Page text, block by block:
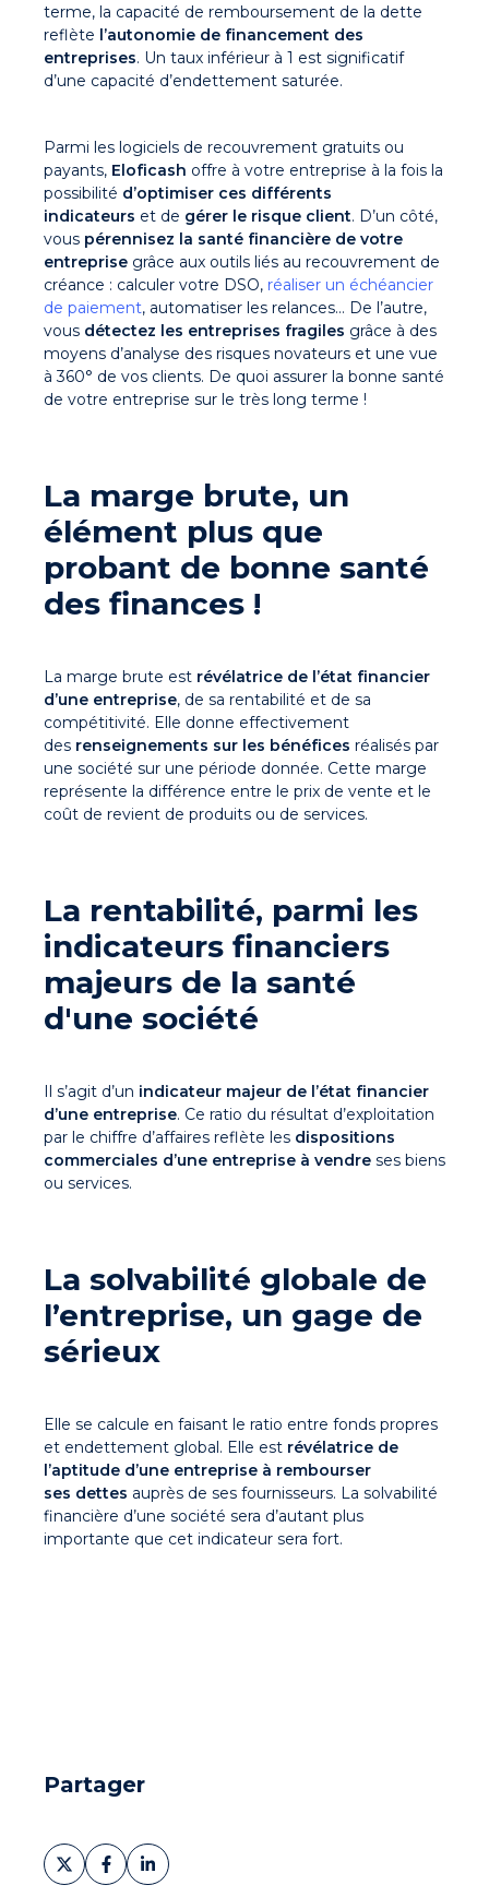
terme, la capacité de remboursement de la dette
reflète l’autonomie de financement des
entreprises. Un taux inférieur à 1 est significatif
d’une capacité d’endettement saturée.
Parmi les logiciels de recouvrement gratuits ou
payants, Eloficash offre à votre entreprise à la fois la
possibilité d’optimiser ces différents
indicateurs et de gérer le risque client. D’un côté,
vous pérennisez la santé financière de votre
entreprise grâce aux outils liés au recouvrement de
créance : calculer votre DSO, réaliser un échéancier
de paiement, automatiser les relances… De l’autre,
vous détectez les entreprises fragiles grâce à des
moyens d’analyse des risques novateurs et une vue
à 360° de vos clients. De quoi assurer la bonne santé
de votre entreprise sur le très long terme !
La marge brute, un
élément plus que
probant de bonne santé
des finances !
La marge brute est révélatrice de l’état financier
d’une entreprise, de sa rentabilité et de sa
compétitivité. Elle donne effectivement
des renseignements sur les bénéfices réalisés par
une société sur une période donnée. Cette marge
représente la différence entre le prix de vente et le
coût de revient de produits ou de services.
La rentabilité, parmi les
indicateurs financiers
majeurs de la santé
d'une société
Il s’agit d’un indicateur majeur de l’état financier
d’une entreprise. Ce ratio du résultat d’exploitation
par le chiffre d’affaires reflète les dispositions
commerciales d’une entreprise à vendre ses biens
ou services.
La solvabilité globale de
l’entreprise, un gage de
sérieux
Elle se calcule en faisant le ratio entre fonds propres
et endettement global. Elle est révélatrice de
l’aptitude d’une entreprise à rembourser
ses dettes auprès de ses fournisseurs. La solvabilité
financière d’une société sera d’autant plus
importante que cet indicateur sera fort.
Partager
Partager
sur
Partager
sur
Partager
sur